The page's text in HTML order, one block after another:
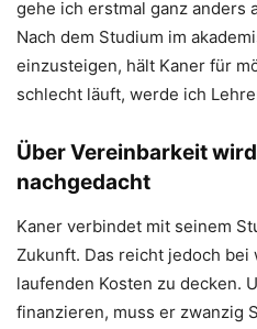
gehe ich erstmal ganz anders
Nach dem Studium im
einzusteigen, hält Kaner für
schlecht läuft, werde ich
Über Vereinbarkeit
nachgedacht
Kaner verbindet mit seinem
Zukunft. Das reicht jedoch bei
laufenden Kosten zu decken.
finanzieren, muss er zwanzig